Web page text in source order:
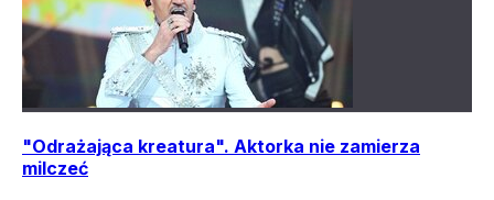
"Odrażająca kreatura". Aktorka nie zamierza
milczeć